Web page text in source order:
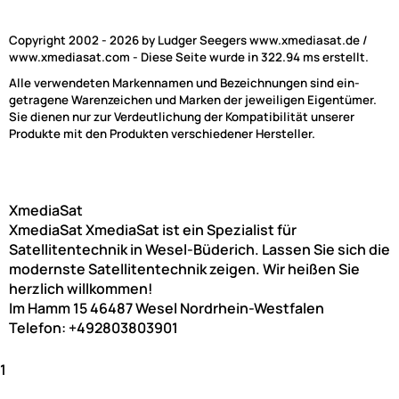
Copyright 2002 - 2026 by Ludger Seegers www.xmediasat.de /
www.xmediasat.com - Diese Seite wurde in 322.94 ms erstellt.
Alle verwendeten Markennamen und Bezeichnungen sind ein-
getragene Warenzeichen und Marken der jeweiligen Eigentümer.
Sie dienen nur zur Verdeutlichung der Kompatibilität unserer
Produkte mit den Produkten verschiedener Hersteller.
XmediaSat
XmediaSatXmediaSat ist ein Spezialist für
Satellitentechnik in Wesel-Büderich. Lassen Sie sich die
modernste Satellitentechnik zeigen. Wir heißen Sie
herzlich willkommen!
Im Hamm 1546487Wesel Nordrhein-Westfalen
Telefon: +492803803901
1